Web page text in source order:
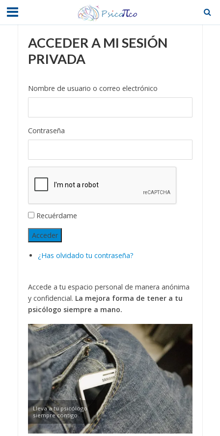
ACCEDER A MI SESIÓN
PRIVADA
Nombre de usuario o correo electrónico
Contraseña
Recuérdame
Acceder
¿Has olvidado tu contraseña?
Accede a tu espacio personal de manera anónima
y confidencial. La mejora forma de tener a tu
psicólogo siempre a mano.
Lleva a tu psicólogo
siempre contigo.